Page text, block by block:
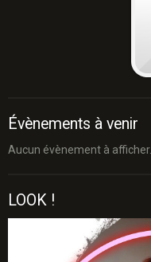
Évènements à venir
Aucun évènement à afficher.
LOOK !